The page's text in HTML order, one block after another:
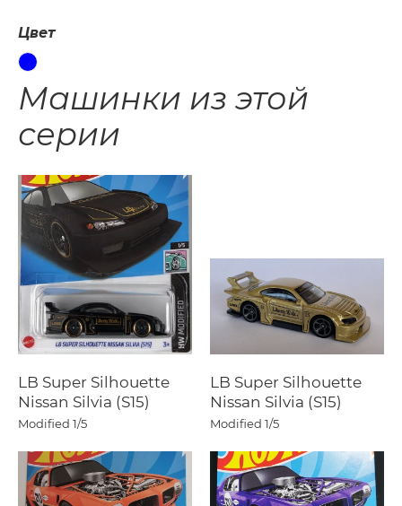
Цвет
Машинки из этой
серии
LB Super Silhouette
Nissan Silvia (S15)
Modified 1/5
LB Super Silhouette
Nissan Silvia (S15)
Modified 1/5